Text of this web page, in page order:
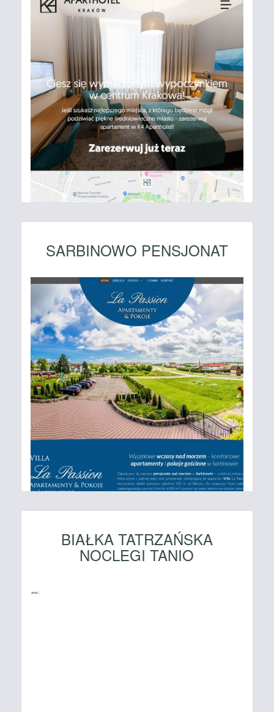
SARBINOWO PENSJONAT
BIAŁKA TATRZAŃSKA
NOCLEGI TANIO